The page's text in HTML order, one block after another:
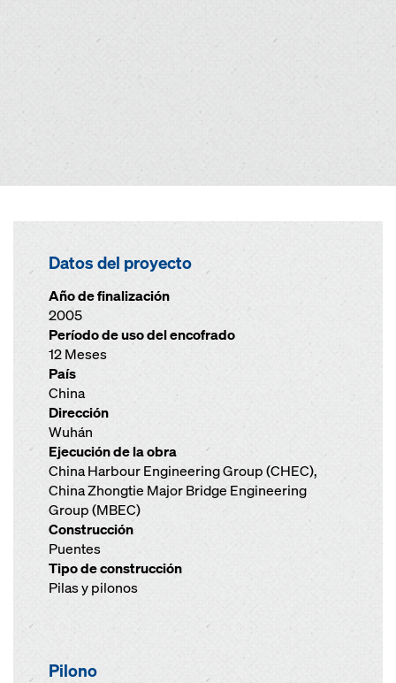
Datos del proyecto
Año de finalización
2005
Período de uso del encofrado
12 Meses
País
China
Dirección
Wuhán
Ejecución de la obra
China Harbour Engineering Group (CHEC),
China Zhongtie Major Bridge Engineering
Group (MBEC)
Construcción
Puentes
Tipo de construcción
Pilas y pilonos
Pilono